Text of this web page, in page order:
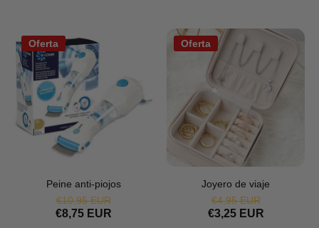
Oferta
Peine anti-piojos
€10,95 EUR
€8,75 EUR
Oferta
Joyero de viaje
€4,95 EUR
€3,25 EUR